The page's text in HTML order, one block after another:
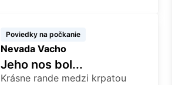
Poviedky na počkanie
Nevada Vacho
Jeho nos bol...
Krásne rande medzi krpatou